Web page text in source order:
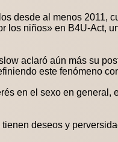
desde al menos 2011,
los niños» en B4U-Act,
aclaró aún más su
este fenómeno
en el sexo en
deseos y